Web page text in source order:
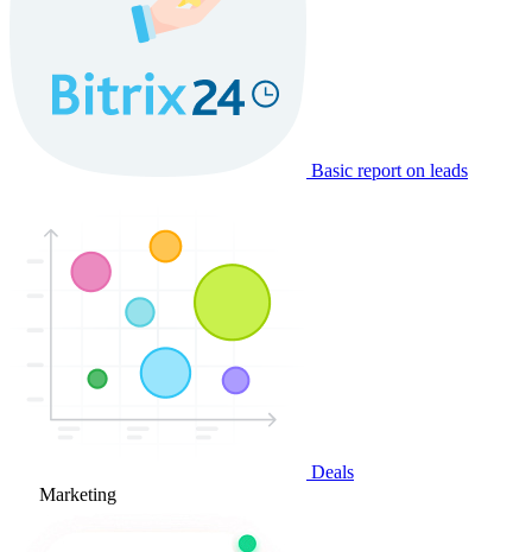
Basic report on leads
Deals
Marketing